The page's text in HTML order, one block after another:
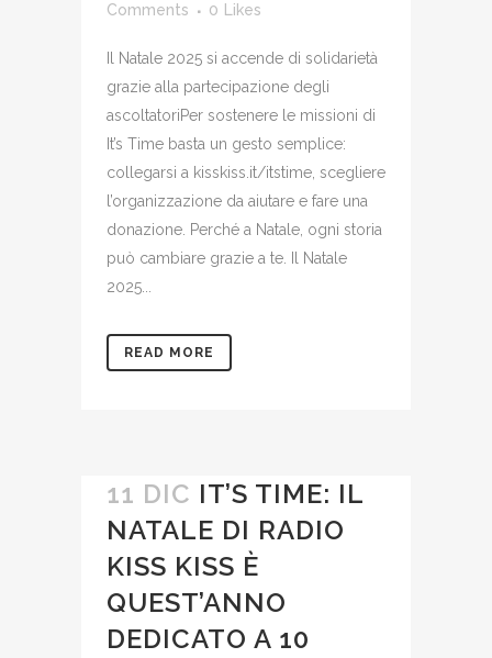
Comments
0 Likes
Il Natale 2025 si accende di solidarietà
grazie alla partecipazione degli
ascoltatoriPer sostenere le missioni di
It’s Time basta un gesto semplice:
collegarsi a kisskiss.it/itstime, scegliere
l’organizzazione da aiutare e fare una
donazione. Perché a Natale, ogni storia
può cambiare grazie a te. Il Natale
2025...
READ MORE
11 DIC IT’S TIME: IL
NATALE DI RADIO
KISS KISS È
QUEST’ANNO
DEDICATO A 10